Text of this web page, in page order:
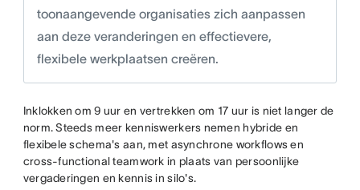
toonaangevende organisaties zich aanpassen
aan deze veranderingen en effectievere,
flexibele werkplaatsen creëren.
Inklokken om 9 uur en vertrekken om 17 uur is niet langer de
norm. Steeds meer kenniswerkers nemen hybride en
flexibele schema's aan, met asynchrone workflows en
cross-functional teamwork in plaats van persoonlijke
vergaderingen en kennis in silo's.